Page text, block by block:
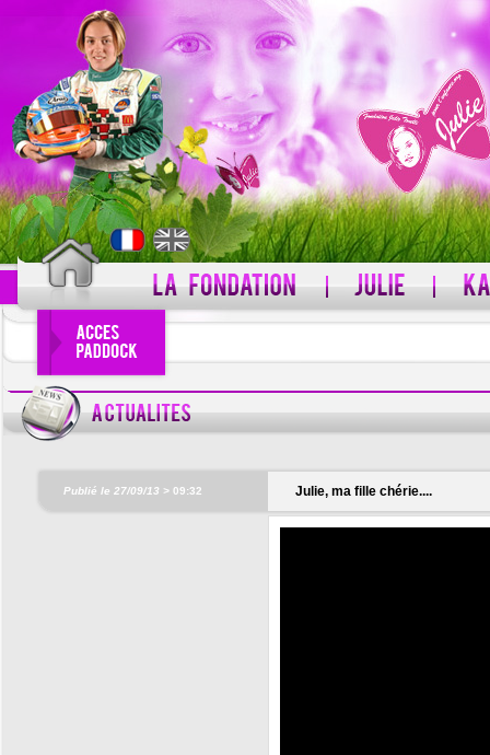
Pseudo oublié ?
Publié le 27/09/13 > 09:32 Julie, ma fille chérie....